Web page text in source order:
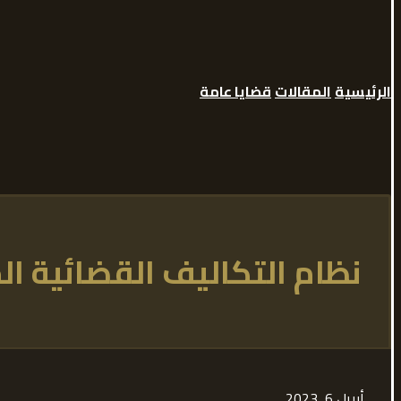
الرئيسيةالمقالاتقضايا عامة
نظام التكاليف القضائية